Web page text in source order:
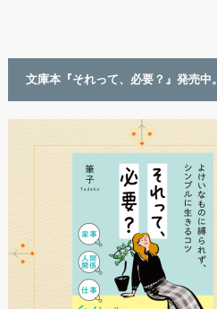
文庫本『それって、必要？』発売中。